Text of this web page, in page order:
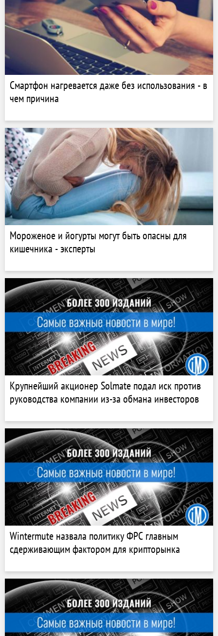
Смартфон нагревается даже без использования - в
чем причина
Мороженое и йогурты могут быть опасны для
кишечника - эксперты
Крупнейший акционер Solmate подал иск против
руководства компании из-за обмана инвесторов
Wintermute назвала политику ФРС главным
сдерживающим фактором для крипторынка